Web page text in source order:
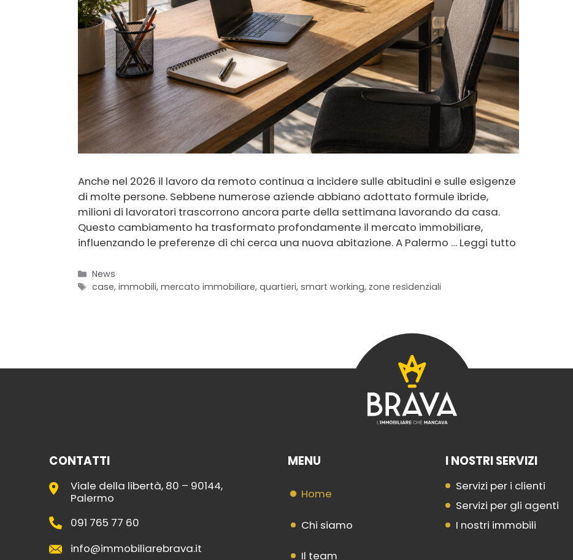
Anche nel 2026 il lavoro da remoto continua a incidere sulle abitudini e sulle esigenze
di molte persone. Sebbene numerose aziende abbiano adottato formule ibride,
milioni di lavoratori trascorrono ancora parte della settimana lavorando da casa.
Questo cambiamento ha trasformato profondamente il mercato immobiliare,
influenzando le preferenze di chi cerca una nuova abitazione. A Palermo … Leggi tutto
Categorie
News
Tag
case, immobili, mercato immobiliare, quartieri, smart working, zone residenziali
CONTATTI
Viale della libertà, 80 – 90144,
Palermo
091 765 77 60
info@immobiliarebrava.it
MENU
Home
Chi siamo
Il team
I NOSTRI SERVIZI
Servizi per i clienti
Servizi per gli agenti
I nostri immobili